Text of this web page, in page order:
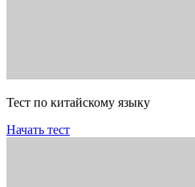
Тест по китайскому языку
Начать тест